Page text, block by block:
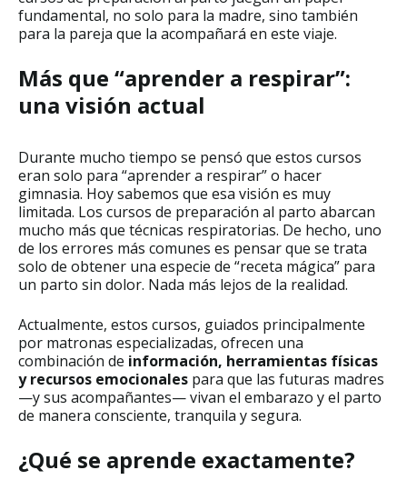
fundamental, no solo para la madre, sino también
para la pareja que la acompañará en este viaje.
Más que “aprender a respirar”:
una visión actual
Durante mucho tiempo se pensó que estos cursos
eran solo para “aprender a respirar” o hacer
gimnasia. Hoy sabemos que esa visión es muy
limitada. Los cursos de preparación al parto abarcan
mucho más que técnicas respiratorias. De hecho, uno
de los errores más comunes es pensar que se trata
solo de obtener una especie de “receta mágica” para
un parto sin dolor. Nada más lejos de la realidad.
Actualmente, estos cursos, guiados principalmente
por matronas especializadas, ofrecen una
combinación de información, herramientas físicas
y recursos emocionales para que las futuras madres
—y sus acompañantes— vivan el embarazo y el parto
de manera consciente, tranquila y segura.
¿Qué se aprende exactamente?